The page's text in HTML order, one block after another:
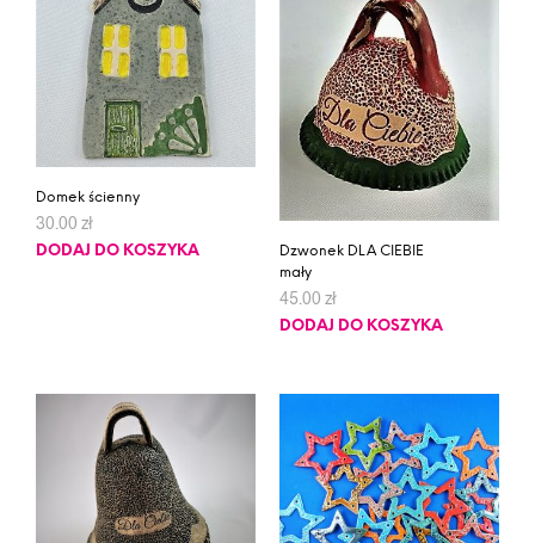
Domek ścienny
30.00 zł
DODAJ DO KOSZYKA
Dzwonek DLA CIEBIE
mały
45.00 zł
DODAJ DO KOSZYKA